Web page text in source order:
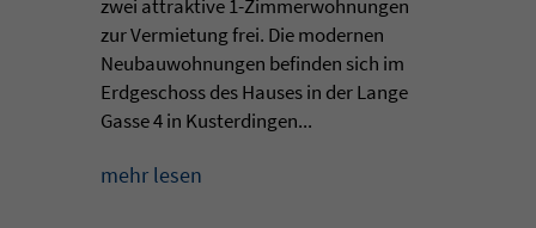
zwei attraktive 1-Zimmerwohnungen
zur Vermietung frei. Die modernen
Neubauwohnungen befinden sich im
Erdgeschoss des Hauses in der Lange
Gasse 4 in Kusterdingen...
mehr lesen